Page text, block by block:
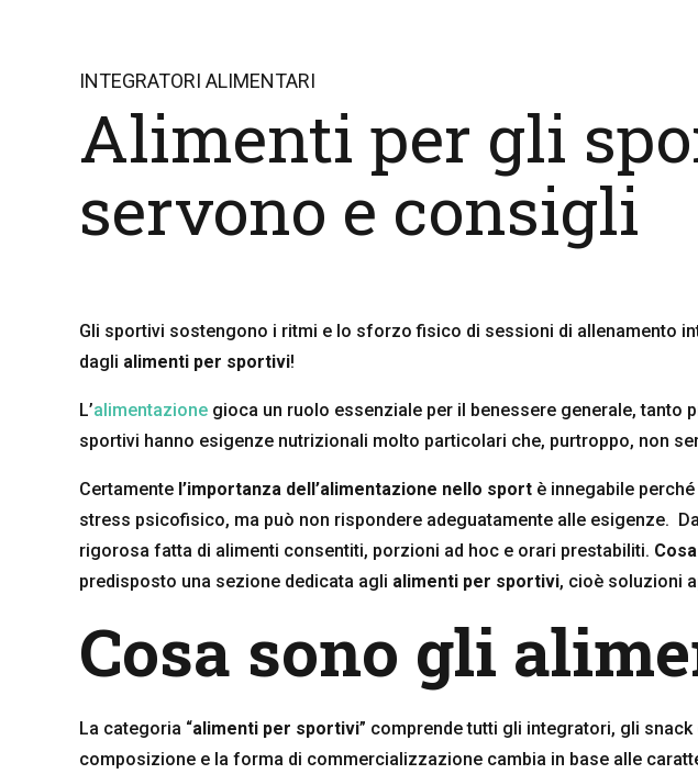
INTEGRATORI ALIMENTARI
Alimenti per gli
servono e consigli
Gli sportivi sostengono i ritmi e lo sforzo fisico di sessioni di allenamento
dagli alimenti per sportivi!
L’alimentazione gioca un ruolo essenziale per il benessere generale, tanto
sportivi hanno esigenze nutrizionali molto particolari che, purtroppo, non
Certamente l’importanza dell’alimentazione nello sport è innegabile
stress psicofisico, ma può non rispondere adeguatamente alle esigenze.
rigorosa fatta di alimenti consentiti, porzioni ad hoc e orari prestabiliti.
predisposto una sezione dedicata agli alimenti per sportivi, cioè soluzioni
Cosa sono gli
La categoria “alimenti per sportivi” comprende tutti gli integratori, gli
composizione e la forma di commercializzazione cambia in base alle